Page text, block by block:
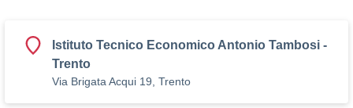
Istituto Tecnico Economico Antonio Tambosi -
Trento
Via Brigata Acqui 19, Trento